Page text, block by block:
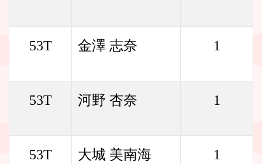
53T 金澤 志奈 1
53T 河野 杏奈 1
53T 大城 美南海 1